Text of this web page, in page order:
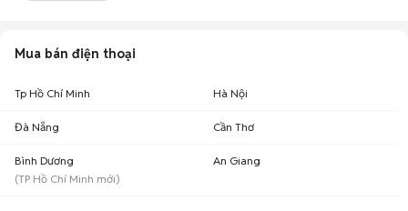
Mua bán điện thoại
Tp Hồ Chí Minh Hà Nội
Đà Nẵng Cần Thơ
Bình Dương
(TP Hồ Chí Minh mới)
An Giang